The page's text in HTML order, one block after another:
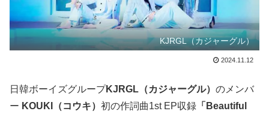
KJRGL（カジャーグル）
2024.11.12
日韓ボーイズグループKJRGL（カジャーグル） のメンバ
ー KOUKI（コウキ） 初の作詞曲1st EP収録 「Beautiful